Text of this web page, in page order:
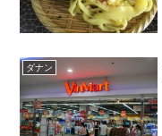
ダナン